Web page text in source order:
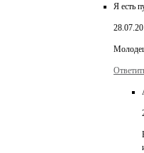
Я есть